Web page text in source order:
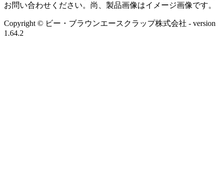
お問い合わせください。尚、製品画像はイメージ画像です。
Copyright © ビー・ブラウンエースクラップ株式会社 - version
1.64.2